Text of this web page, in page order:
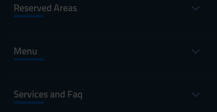
Reserved Areas
Menu
Services and Faq